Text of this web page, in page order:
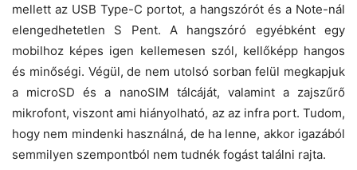
mellett az USB Type-C portot, a hangszórót és a Note-nál
elengedhetetlen S Pent. A hangszóró egyébként egy
mobilhoz képes igen kellemesen szól, kellőképp hangos
és minőségi. Végül, de nem utolsó sorban felül megkapjuk
a microSD és a nanoSIM tálcáját, valamint a zajszűrő
mikrofont, viszont ami hiányolható, az az infra port. Tudom,
hogy nem mindenki használná, de ha lenne, akkor igazából
semmilyen szempontból nem tudnék fogást találni rajta.